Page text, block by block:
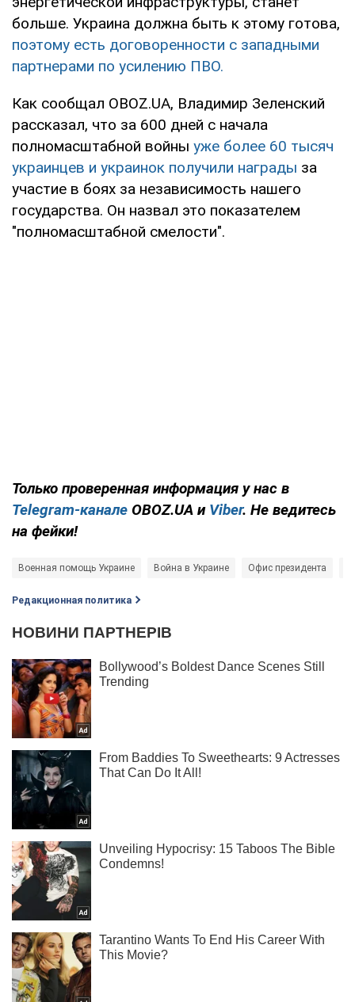
больше. Украина должна быть к этому готова,
поэтому есть договоренности с западными
партнерами по усилению ПВО.
Как сообщал OBOZ.UA, Владимир Зеленский
рассказал, что за 600 дней с начала
полномасштабной войны уже более 60 тысяч
украинцев и украинок получили награды за
участие в боях за независимость нашего
государства. Он назвал это показателем
"полномасштабной смелости".
Только проверенная информация у нас в
Telegram-канале OBOZ.UA и Viber. Не ведитесь
на фейки!
Военная помощь Украине Война в Украине Офис президента
Редакционная политика